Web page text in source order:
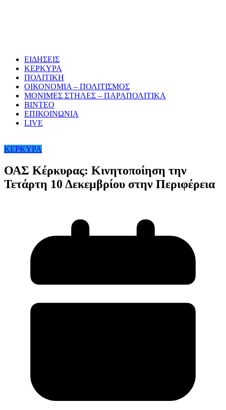
ΕΙΔΗΣΕΙΣ
ΚΕΡΚΥΡΑ
ΠΟΛΙΤΙΚΗ
ΟΙΚΟΝΟΜΙΑ – ΠΟΛΙΤΙΣΜΟΣ
ΜΟΝΙΜΕΣ ΣΤΗΛΕΣ – ΠΑΡΑΠΟΛΙΤΙΚΑ
ΒΙΝΤΕΟ
ΕΠΙΚΟΙΝΩΝΙΑ
LIVE
ΚΕΡΚΥΡΑ
ΟΑΣ Κέρκυρας: Κινητοποίηση την
Τετάρτη 10 Δεκεμβρίου στην Περιφέρεια